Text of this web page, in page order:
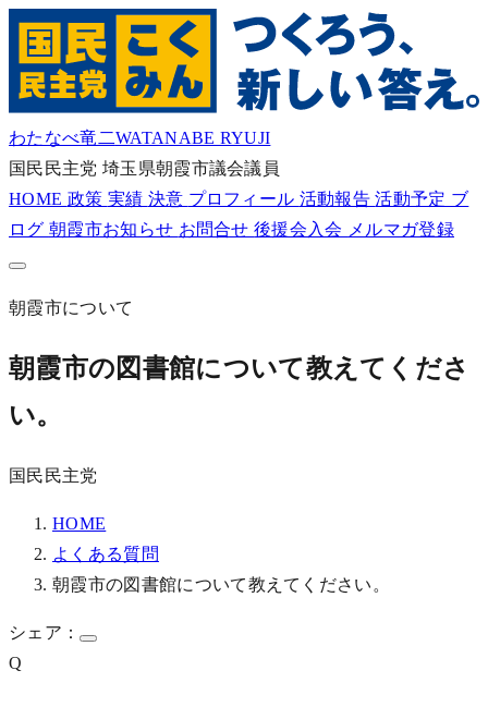
わたなべ竜二WATANABE RYUJI
国民民主党 埼玉県朝霞市議会議員
HOME 政策 実績 決意 プロフィール 活動報告活動予定 ブ
ログ 朝霞市お知らせ お問合せ後援会入会 メルマガ登録
朝霞市について
朝霞市の図書館について教えてくださ
い。
国民民主党
HOME
よくある質問
朝霞市の図書館について教えてください。
シェア：
Q